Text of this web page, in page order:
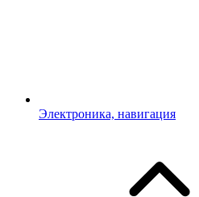
Электроника, навигация